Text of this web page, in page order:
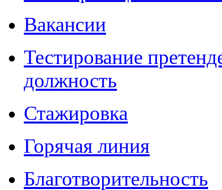
Вакансии
Тестирование
должность
Стажировка
Горячая линия
Благотворительность